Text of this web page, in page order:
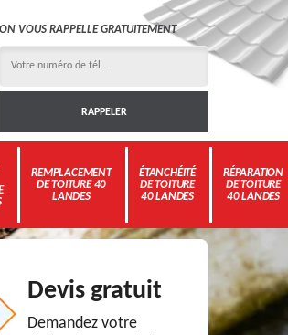
ON VOUS RAPPELLE GRATUITEMENT
REMPLACEMENT
DE TOITURE 40
LANDES
ÉTANCHÉITÉ
DE TOITURE
40 LANDES
RÉPARATION
DE TOITURE
40 LANDES
Devis gratuit
Demandez votre